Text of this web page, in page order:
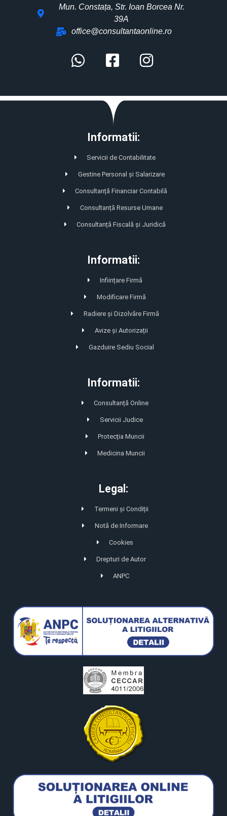
Mun. Constața, Str. Ioan Borcea Nr.
39A
office@consultantaonline.ro
Informatii:
Servicii de Contabilitate
Gestine Personal și Salarizare
Consultanță Financiar Contabilă
Consultanță Resurse Umane
Consultanță Fiscală și Juridică
Informatii:
Inființare Firmă
Modificare Firmă
Radiere și Dizolvăre Firmă
Avize și Autorizații
Gazduire Sediu Social
Informatii:
Consultanță Online
Servicii Judice
Protecția Muncii
Medicina Muncii
Legal:
Termeni și Condiții
Notă de Informare
Cookies
Drepturi de Autor
ANPC